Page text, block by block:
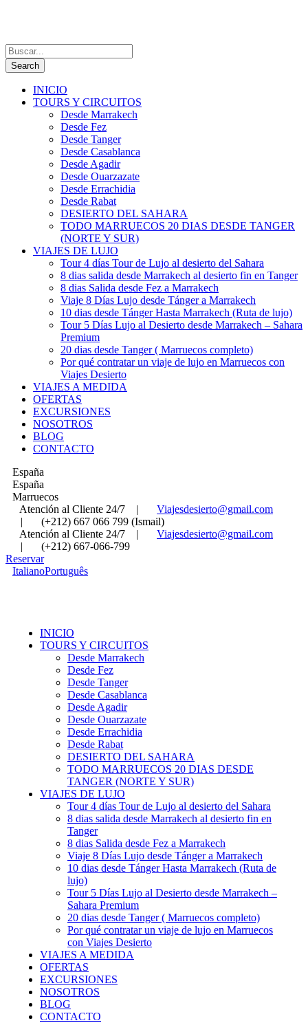
INICIO
TOURS Y CIRCUITOS
Desde Marrakech
Desde Fez
Desde Tanger
Desde Casablanca
Desde Agadir
Desde Ouarzazate
Desde Errachidia
Desde Rabat
DESIERTO DEL SAHARA
TODO MARRUECOS 20 DIAS DESDE TANGER
(NORTE Y SUR)
VIAJES DE LUJO
Tour 4 días Tour de Lujo al desierto del Sahara
8 dias salida desde Marrakech al desierto fin en Tanger
8 dias Salida desde Fez a Marrakech
Viaje 8 Días Lujo desde Tánger a Marrakech
10 dias desde Tánger Hasta Marrakech (Ruta de lujo)
Tour 5 Días Lujo al Desierto desde Marrakech – Sahara
Premium
20 dias desde Tanger ( Marruecos completo)
Por qué contratar un viaje de lujo en Marruecos con
Viajes Desierto
VIAJES A MEDIDA
OFERTAS
EXCURSIONES
NOSOTROS
BLOG
CONTACTO
España
España
Marruecos
Atención al Cliente 24/7
|
Viajesdesierto@gmail.com
|
(+212) 667 066 799 (Ismail)
Atención al Cliente 24/7
|
Viajesdesierto@gmail.com
|
(+212) 667-066-799
Reservar
ItalianoPortuguês
INICIO
TOURS Y CIRCUITOS
Desde Marrakech
Desde Fez
Desde Tanger
Desde Casablanca
Desde Agadir
Desde Ouarzazate
Desde Errachidia
Desde Rabat
DESIERTO DEL SAHARA
TODO MARRUECOS 20 DIAS DESDE
TANGER (NORTE Y SUR)
VIAJES DE LUJO
Tour 4 días Tour de Lujo al desierto del Sahara
8 dias salida desde Marrakech al desierto fin en
Tanger
8 dias Salida desde Fez a Marrakech
Viaje 8 Días Lujo desde Tánger a Marrakech
10 dias desde Tánger Hasta Marrakech (Ruta de
lujo)
Tour 5 Días Lujo al Desierto desde Marrakech –
Sahara Premium
20 dias desde Tanger ( Marruecos completo)
Por qué contratar un viaje de lujo en Marruecos
con Viajes Desierto
VIAJES A MEDIDA
OFERTAS
EXCURSIONES
NOSOTROS
BLOG
CONTACTO